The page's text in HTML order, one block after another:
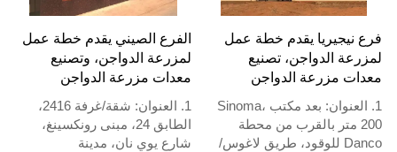
الفرع الصيني يقدم خطة عمل
لمزرعة الدواجن، وتصنيع
معدات مزرعة الدواجن
1. العنوان: شقة/غرفة 2416،
الطابق 24، مبنى رونكسينغ،
شارع يوي نان، مدينة
فرع نيجيريا يقدم خطة عمل
لمزرعة الدواجن، تصنيع
معدات مزرعة الدواجن
1. العنوان: بعد مكتب Sinoma،
200 متر بالقرب من محطة
Danco للوقود، طريق لاغوس/